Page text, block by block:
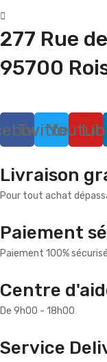
277 Rue
95700
Twitter
Livraison
Pour tout achat
Paiement
Paiement 100% sécurisé
Centre
De 9h00 - 18h00
Service